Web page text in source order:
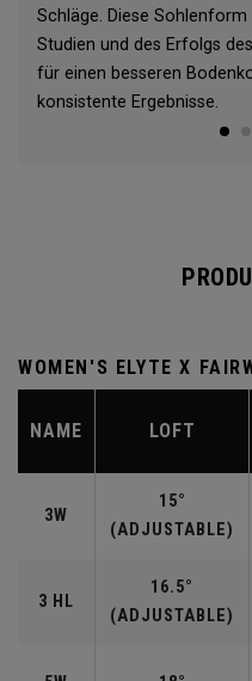
Schläge. Diese
Studien und des Erfolgs
für einen besseren
konsistente Ergebnisse.
WOMEN'S ELYTE X
NAME LOFT
3W
15°
(ADJUSTABLE)
3 HL
16.5°
(ADJUSTABLE)